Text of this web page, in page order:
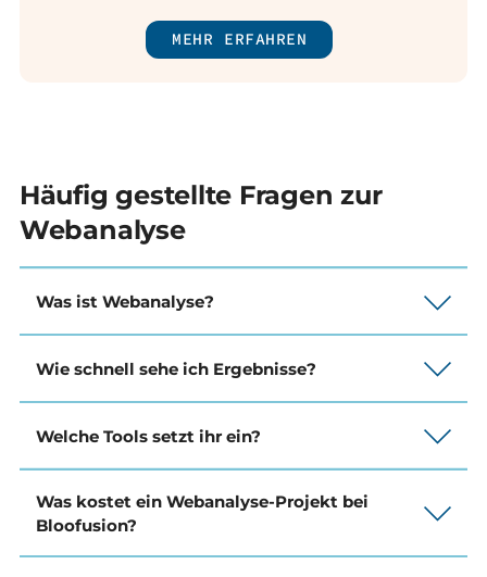
MEHR ERFAHREN
Häufig gestellte Fragen zur
Webanalyse
Was ist Webanalyse?
Wie schnell sehe ich Ergebnisse?
Welche Tools setzt ihr ein?
Was kostet ein Webanalyse-Projekt bei
Bloofusion?